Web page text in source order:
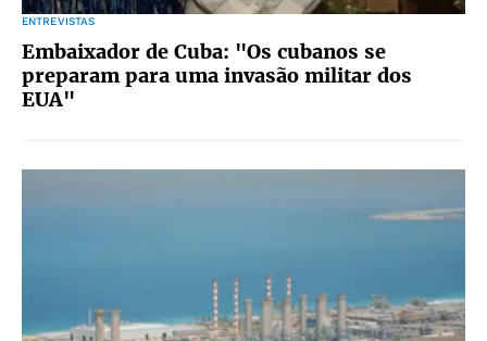
ENTREVISTAS
Embaixador de Cuba: "Os cubanos se
preparam para uma invasão militar dos
EUA"